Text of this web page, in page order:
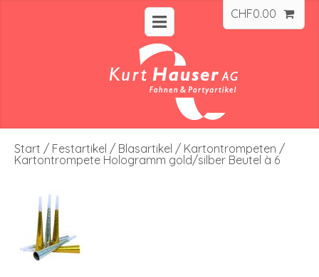
CHF0.00
Start / Festartikel / Blasartikel / Kartontrompeten /
Kartontrompete Hologramm gold/silber Beutel à 6